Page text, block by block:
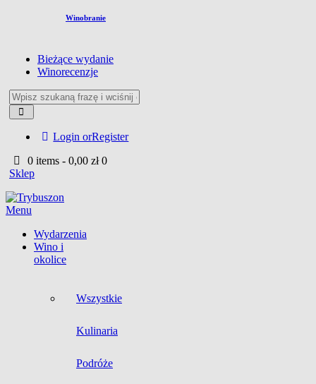
Winobranie
Bieżące wydanie
Winorecenzje
Login orRegister
0 items -0,00 zł 0
Sklep
Menu
Wydarzenia
Wino i
okolice
Wszystkie
Kulinaria
Podróże